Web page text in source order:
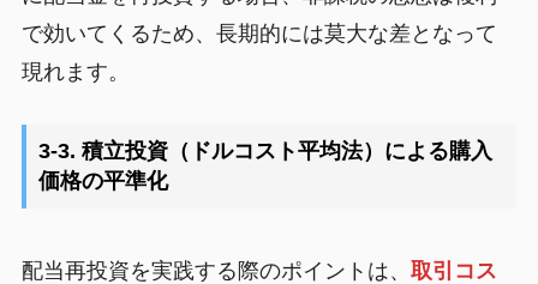
で効いてくるため、長期的には莫大な差となって
現れます。
3-3. 積立投資（ドルコスト平均法）による購入
価格の平準化
配当再投資を実践する際のポイントは、 取引コス